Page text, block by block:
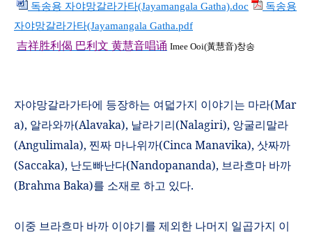
독송용 자야망갈라가타(Jayamangala Gatha).doc
독송용
자야망갈라가타(Jayamangala Gatha.pdf
吉祥胜利偈 巴利文 黄慧音唱诵 Imee Ooi(黃慧音)창송
자야망갈라가타에 등장하는 여덟가지 이야기는 마라(Mar
a), 알라와까(Alavaka), 날라기리(Nalagiri), 앙굴리말라
(Angulimala), 찐짜 마나위까(Cinca Manavika), 삿짜까
(Saccaka), 난도빠난다(Nandopananda), 브라흐마 바까
(Brahma Baka)를 소재로 하고 있다.
이중 브라흐마 바까 이야기를 제외한 나머지 일곱가지 이